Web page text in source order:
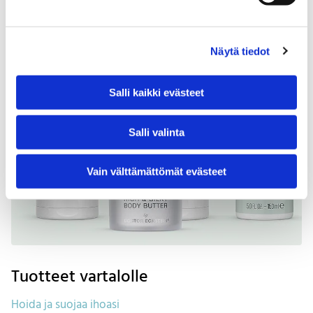
Näytä tiedot
Salli kaikki evästeet
Salli valinta
Vain välttämättömät evästeet
Tuotteet vartalolle
Hoida ja suojaa ihoasi